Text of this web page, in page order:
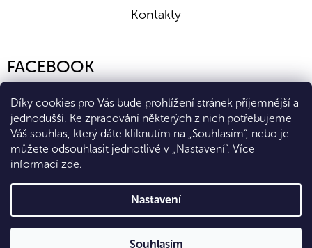
Díky cookies pro Vás bude prohlížení stránek příjemnější a
jednodušší. Ke zpracování některých z nich potřebujeme
Váš souhlas, který dáte kliknutím na „Souhlasím“, nebo je
můžete odsouhlasit jednotlivě v „Nastavení“. Více
informací zde.
Nastavení
Souhlasím
Kontakty
FACEBOOK
Vytvořil Shoptet Premium
Copyright 2026Eshop Diana Company, spol. s r.o.. Všechna
práva vyhrazena.